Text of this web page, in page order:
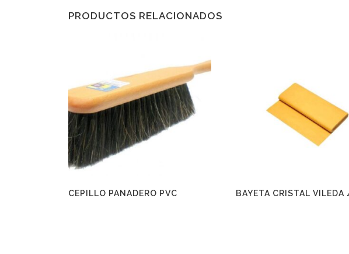
PRODUCTOS RELACIONADOS
CEPILLO PANADERO PVC BAYETA CRISTAL VILEDA